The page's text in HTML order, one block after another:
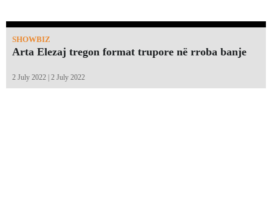
SHOWBIZ
Arta Elezaj tregon format trupore në rroba banje
2 July 2022 | 2 July 2022